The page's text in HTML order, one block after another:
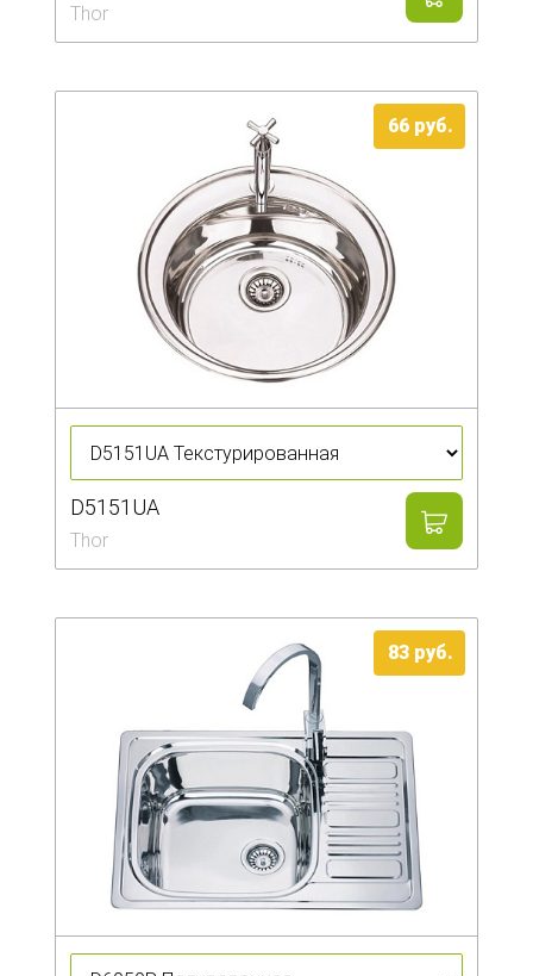
Главная
Оплата и доставка
Thor
66 руб.
D5151UA
Thor
83 руб.